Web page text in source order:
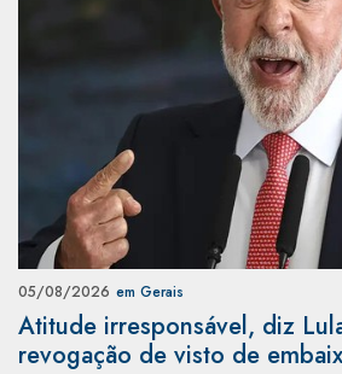
05/08/2026 em Gerais
Atitude irresponsável, diz
revogação de visto de